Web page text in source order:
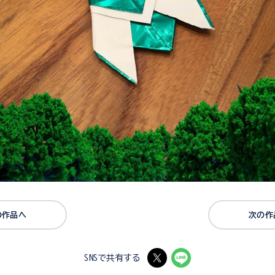
作品へ 次の作
SNSで共有する